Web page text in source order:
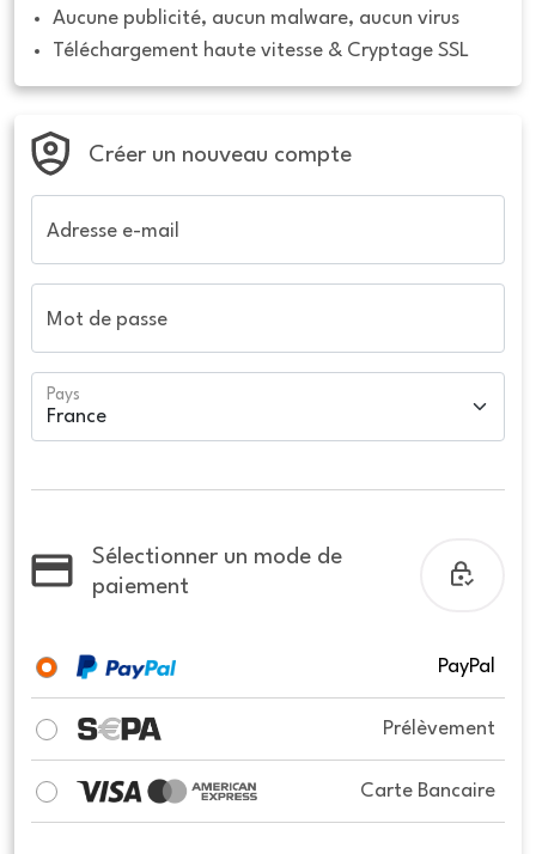
Aucune publicité, aucun malware, aucun virus
Téléchargement haute vitesse & Cryptage SSL
Créer un nouveau compte
Adresse e-mail
Mot de passe
Pays
Sélectionner un mode de
paiement
PayPal
Prélèvement
Carte Bancaire